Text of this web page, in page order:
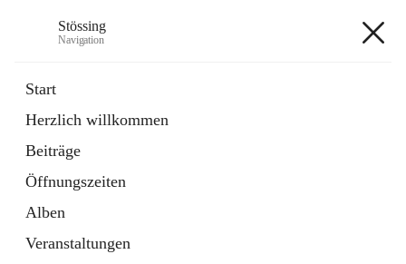
Stössing
Navigation
Start
Herzlich willkommen
Beiträge
Öffnungszeiten
Alben
Veranstaltungen
Datei
in
Tab
Kindergarten
öffnet
in
neuem
Tab